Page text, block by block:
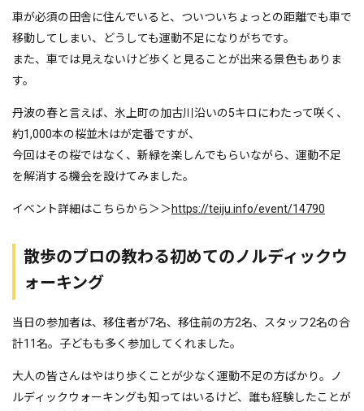
車が必須の田舎に住んでいると、ついついちょっとの距離でも車で
移動してしまい、どうしても運動不足になりがちです。
また、車では見えないけど歩くと見ることが出来る景色もありま
す。
丹波の春と言えば、氷上町の加古川沿いの5キロにわたって咲く、
約1,000本の桜並木はが定番ですが、
今回はその桜ではなく、新緑を楽しんでもらいながら、運動不足
を解消する機会を設けてみました。
イベント詳細はこちらから＞＞https://teiju.info/event/14790
散歩のプロの教わる初めてのノルディックウ
ォーキング
当日の参加者は、移住者が7名、移住前の方2名、スタッフ2名の合
計11名。子どもも多く参加してくれました。
大人の皆さんはやはり歩くことが少なく運動不足の方ばかり。ノ
ルディックウォーキングも知ってはいるけど、誰も経験したことが